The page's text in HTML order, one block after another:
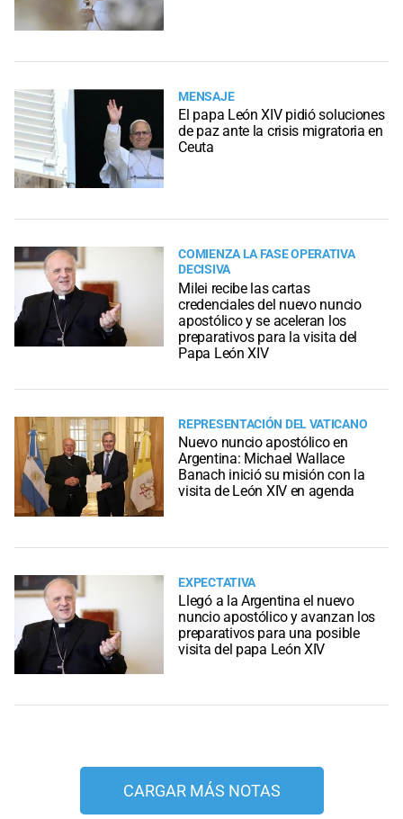
MENSAJE
El papa León XIV pidió soluciones
de paz ante la crisis migratoria en
Ceuta
COMIENZA LA FASE OPERATIVA
DECISIVA
Milei recibe las cartas
credenciales del nuevo nuncio
apostólico y se aceleran los
preparativos para la visita del
Papa León XIV
REPRESENTACIÓN DEL VATICANO
Nuevo nuncio apostólico en
Argentina: Michael Wallace
Banach inició su misión con la
visita de León XIV en agenda
EXPECTATIVA
Llegó a la Argentina el nuevo
nuncio apostólico y avanzan los
preparativos para una posible
visita del papa León XIV
CARGAR MÁS NOTAS